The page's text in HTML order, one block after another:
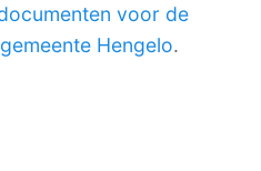
voor de
Hengelo.